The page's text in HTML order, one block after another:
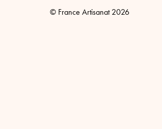
© France Artisanat 2026